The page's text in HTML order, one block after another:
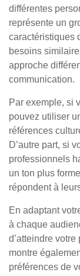
différentes
représente un
caractéristiques
besoins
approche
communication.
Par exemple, si
pouvez utiliser
références
D’autre part, si
professionnels
un ton plus
répondent à
En adaptant
à chaque
d’atteindre
montre
préférences de